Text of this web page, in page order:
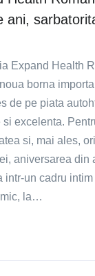
ani,
Expand Health
borna
de pe piata
si excelenta.
si, mai ales,
aniversarea din
intr-un cadru
la…